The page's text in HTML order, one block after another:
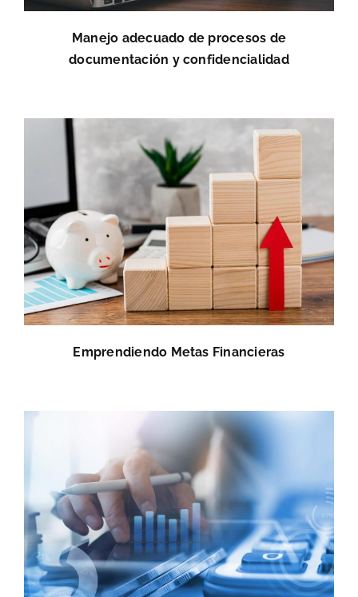
Manejo adecuado de procesos de
documentación y confidencialidad
Emprendiendo Metas Financieras